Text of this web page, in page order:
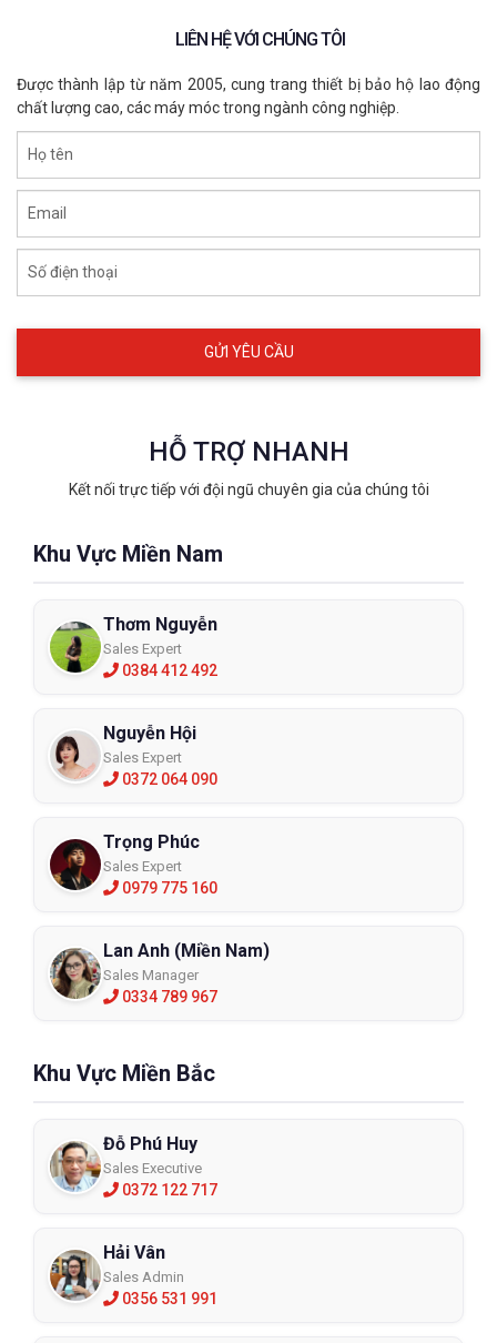
✔ Thoáng mát, nhẹ, dễ mặc
✔ Phản quang nổi bật, tăng an toàn
✔ Hỗ trợ in/thêu logo theo yêu cầu
✔ Nhiều size lựa chọn
✔ Phù hợp doanh nghiệp và công trình
Quần áo chống hóa chất Delta Plus
CO600
XEM CHI TIẾT
LIÊN HỆ VỚI CHÚNG TÔI
Được thành lập từ năm 2005, cung trang thiết bị bảo hộ lao động
chất lượng cao, các máy móc trong ngành công nghiệp.
Họ tên
Email
Số điện thoại
HỖ TRỢ NHANH
Kết nối trực tiếp với đội ngũ chuyên gia của chúng tôi
Khu Vực Miền Nam
Thơm Nguyễn
Sales Expert
0384 412 492
Nguyễn Hội
Sales Expert
0372 064 090
Trọng Phúc
Sales Expert
0979 775 160
Lan Anh (Miền Nam)
Sales Manager
0334 789 967
Khu Vực Miền Bắc
Đỗ Phú Huy
Sales Executive
0372 122 717
Hải Vân
Sales Admin
0356 531 991